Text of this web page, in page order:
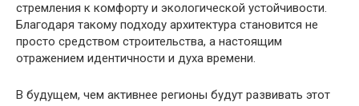
стремления к комфорту и экологической устойчивости.
Благодаря такому подходу архитектура становится не
просто средством строительства, а настоящим
отражением идентичности и духа времени.
В будущем, чем активнее регионы будут развивать этот